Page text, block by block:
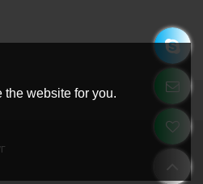
website for you.